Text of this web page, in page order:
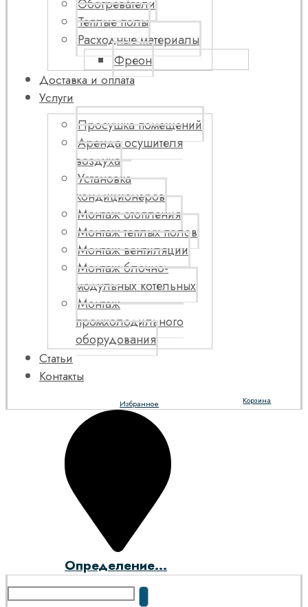
Обогреватели
Теплые полы
Расходные материалы
Фреон
Доставка и оплата
Услуги
Просушка помещений
Аренда осушителя
воздуха
Установка
кондиционеров
Монтаж отопления
Монтаж теплых полов
Монтаж вентиляции
Монтаж блочно-
модульных котельных
Монтаж
промхолодильного
оборудования
Статьи
Контакты
Корзина
Избранное
Определение...